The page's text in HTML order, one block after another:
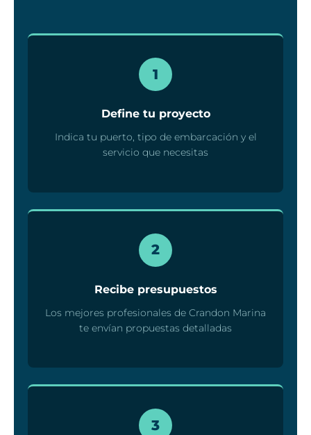
1
Define tu proyecto
Indica tu puerto, tipo de embarcación y el
servicio que necesitas
2
Recibe presupuestos
Los mejores profesionales de Crandon Marina
te envían propuestas detalladas
3